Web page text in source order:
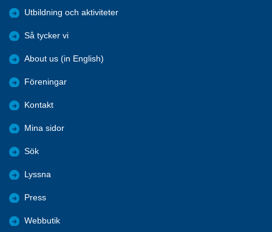
Utbildning och aktiviteter
Så tycker vi
About us (in English)
Föreningar
Kontakt
Mina sidor
Sök
Lyssna
Press
Webbutik